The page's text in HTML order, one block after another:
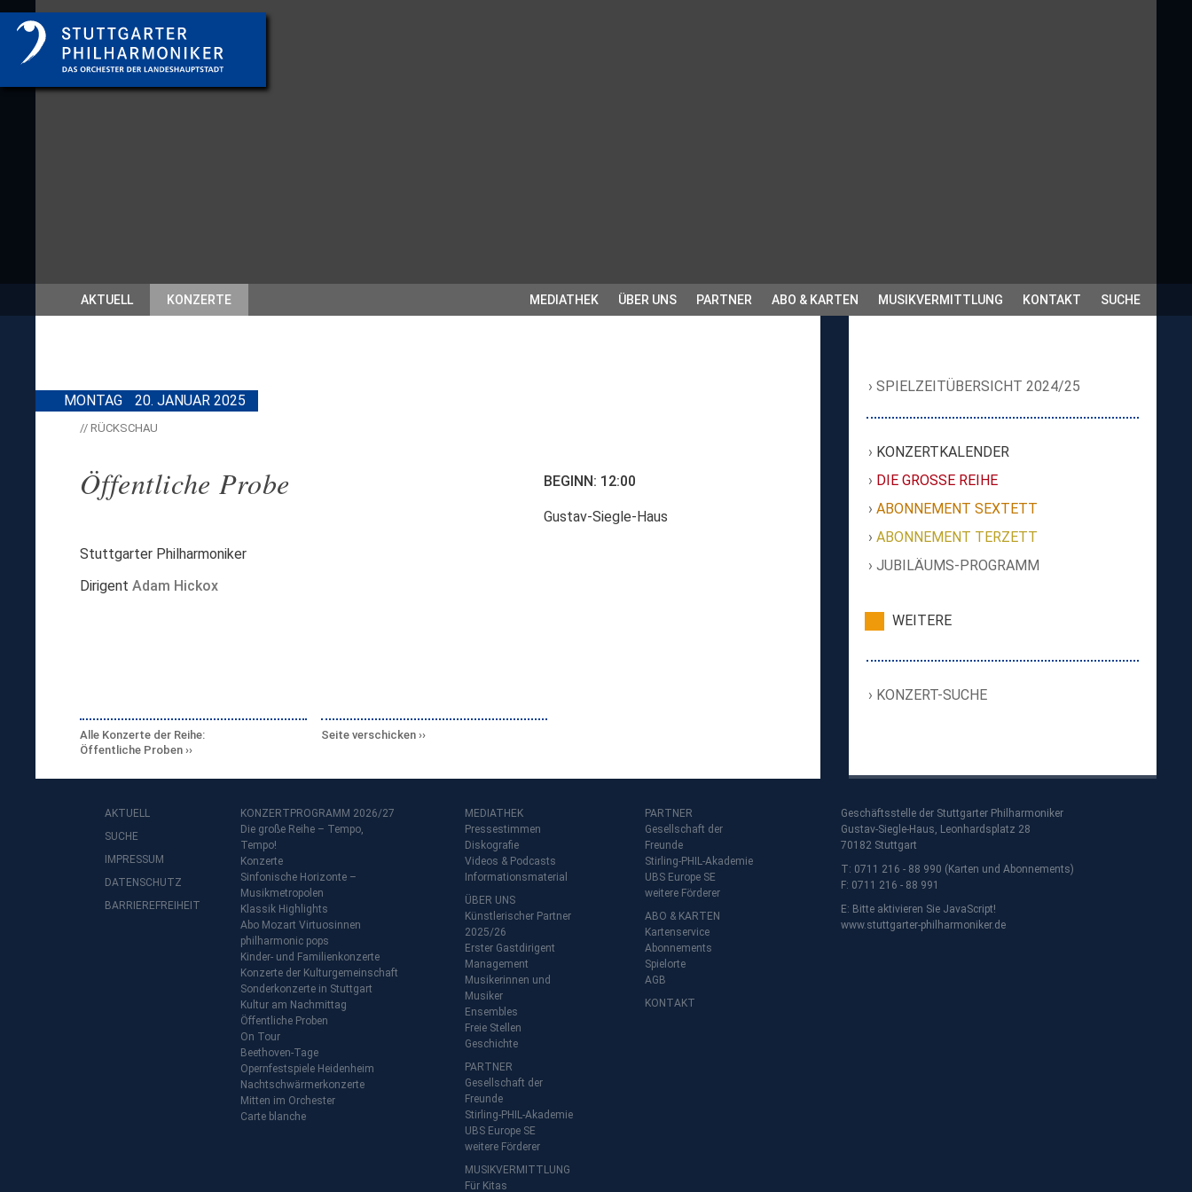
AKTUELL KONZERTE MEDIATHEK ÜBER UNS PARTNER ABO & KARTEN MUSIKVERMITTLUNG KONTAKT SUCHE
MONTAG 20. JANUAR 2025
// RÜCKSCHAU
Öffentliche Probe BEGINN: 12:00
Gustav-Siegle-Haus
Stuttgarter Philharmoniker
Dirigent Adam Hickox
Alle Konzerte der Reihe:
Öffentliche Proben
Seite verschicken
SPIELZEITÜBERSICHT 2024/25
KONZERTKALENDER
DIE GROSSE REIHE
ABONNEMENT SEXTETT
ABONNEMENT TERZETT
JUBILÄUMS-PROGRAMM
WEITERE
KONZERT-SUCHE
AKTUELL
SUCHE
IMPRESSUM
DATENSCHUTZ
BARRIEREFREIHEIT
KONZERTPROGRAMM 2026/27
Die große Reihe – Tempo,
Tempo!
Konzerte
Sinfonische Horizonte –
Musikmetropolen
Klassik Highlights
Abo Mozart Virtuosinnen
philharmonic pops
Kinder- und Familienkonzerte
Konzerte der Kulturgemeinschaft
Sonderkonzerte in Stuttgart
Kultur am Nachmittag
Öffentliche Proben
On Tour
Beethoven-Tage
Opernfestspiele Heidenheim
Nachtschwärmerkonzerte
Mitten im Orchester
Carte blanche
MEDIATHEK
Pressestimmen
Diskografie
Videos & Podcasts
Informationsmaterial
ÜBER UNS
Künstlerischer Partner
2025/26
Erster Gastdirigent
Management
Musikerinnen und
Musiker
Ensembles
Freie Stellen
Geschichte
PARTNER
Gesellschaft der
Freunde
Stirling-PHIL-Akademie
UBS Europe SE
weitere Förderer
MUSIKVERMITTLUNG
Für Kitas
PARTNER
Gesellschaft der
Freunde
Stirling-PHIL-Akademie
UBS Europe SE
weitere Förderer
ABO & KARTEN
Kartenservice
Abonnements
Spielorte
AGB
KONTAKT
Geschäftsstelle der Stuttgarter Philharmoniker
Gustav-Siegle-Haus, Leonhardsplatz 28
70182 Stuttgart
T: 0711 216 - 88 990 (Karten und Abonnements)
F: 0711 216 - 88 991
E: Bitte aktivieren Sie JavaScript!
www.stuttgarter-philharmoniker.de